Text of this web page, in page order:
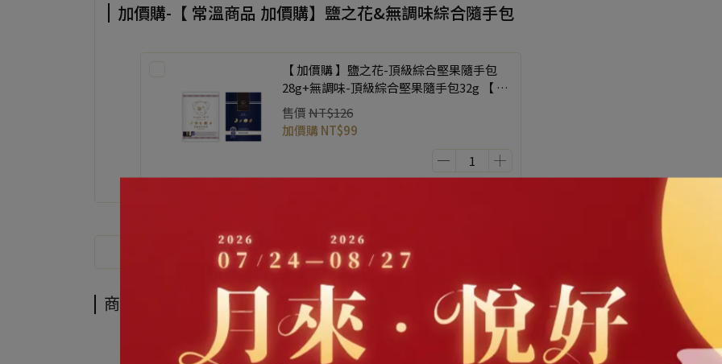
加價購-【 常溫商品 加價購】鹽之花&無調味綜合隨手包
【 加價購 】鹽之花-頂級綜合堅果隨手包
28g+無調味-頂級綜合堅果隨手包32g 【 2
入 各一包 】
售價NT$126
加價購 NT$99
商品介紹
商品介紹